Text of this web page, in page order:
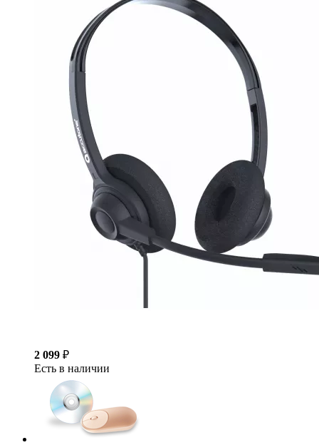
2 099 ₽
Есть в наличии